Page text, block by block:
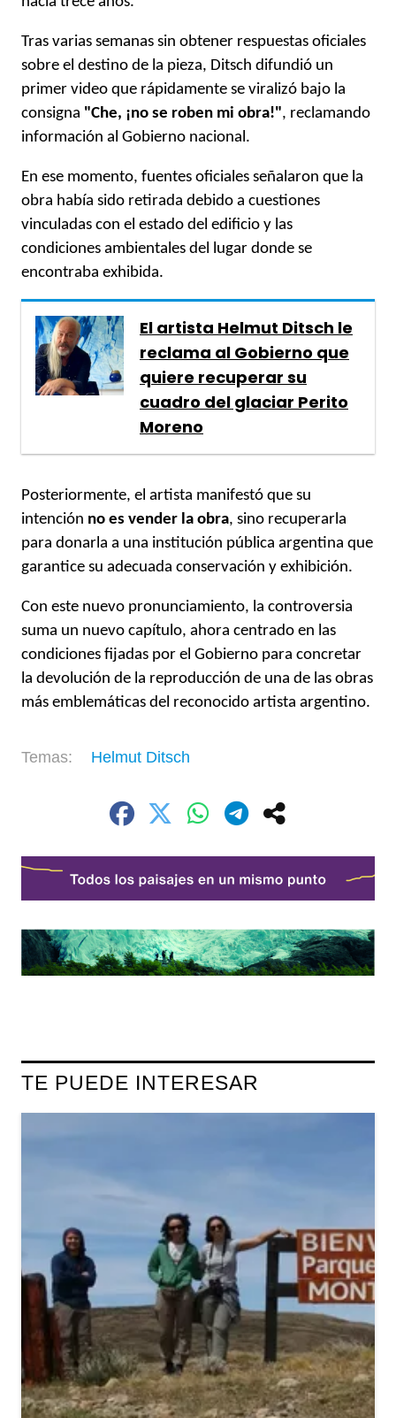
Tras varias semanas sin obtener respuestas oficiales
sobre el destino de la pieza, Ditsch difundió un
primer video que rápidamente se viralizó bajo la
consigna "Che, ¡no se roben mi obra!", reclamando
información al Gobierno nacional.
En ese momento, fuentes oficiales señalaron que la
obra había sido retirada debido a cuestiones
vinculadas con el estado del edificio y las
condiciones ambientales del lugar donde se
encontraba exhibida.
El artista Helmut Ditsch le
reclama al Gobierno que
quiere recuperar su
cuadro del glaciar Perito
Moreno
Posteriormente, el artista manifestó que su
intención no es vender la obra, sino recuperarla
para donarla a una institución pública argentina que
garantice su adecuada conservación y exhibición.
Con este nuevo pronunciamiento, la controversia
suma un nuevo capítulo, ahora centrado en las
condiciones fijadas por el Gobierno para concretar
la devolución de la reproducción de una de las obras
más emblemáticas del reconocido artista argentino.
Helmut Ditsch
TE PUEDE INTERESAR